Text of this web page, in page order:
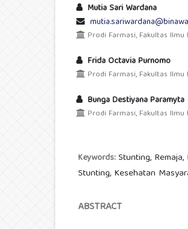
Mutia Sari Wardana
Prodi Farmasi, Fakultas
Frida Octavia Purnomo
Prodi Farmasi, Fakultas
Bunga Destiyana Paramyta
Prodi Farmasi, Fakultas
Keywords:Stunting,
Stunting, Kesehatan
ABSTRACT